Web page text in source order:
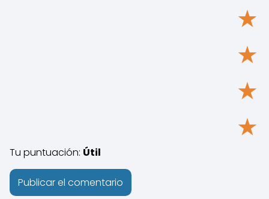
★
★
★
★
Tu puntuación: Útil